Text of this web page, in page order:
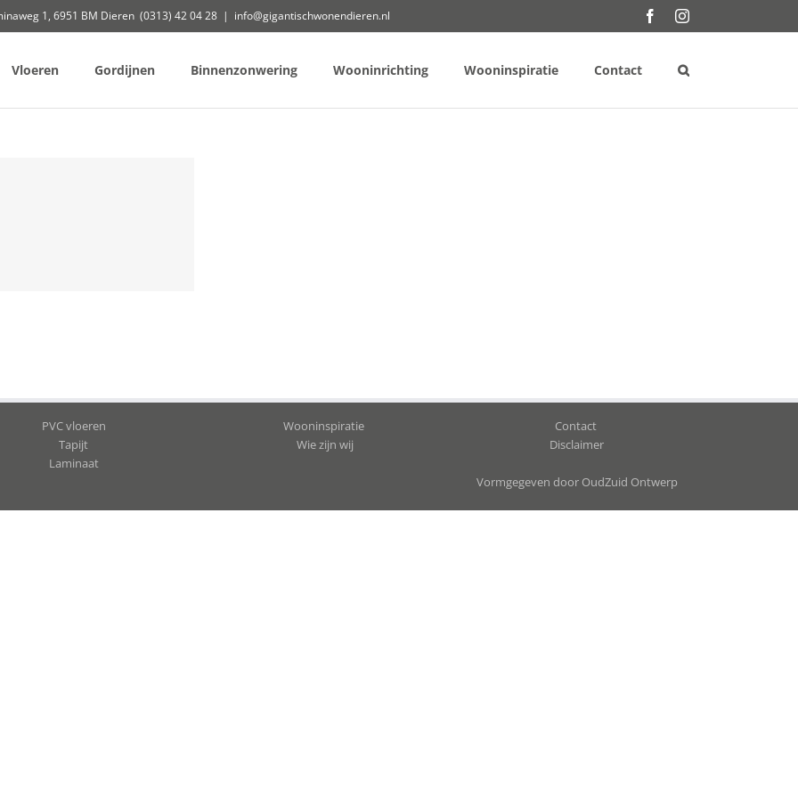
1, 6951 BM Dieren (0313) 42 04 28 | info@gigantischwonendieren.nl FacebookInstagram
Vloeren Gordijnen Binnenzonwering Wooninrichting Wooninspiratie Contact
PVC vloeren
Tapijt
Laminaat
Wooninspiratie
Wie zijn wij
Contact
Disclaimer
Vormgegeven door OudZuid Ontwerp